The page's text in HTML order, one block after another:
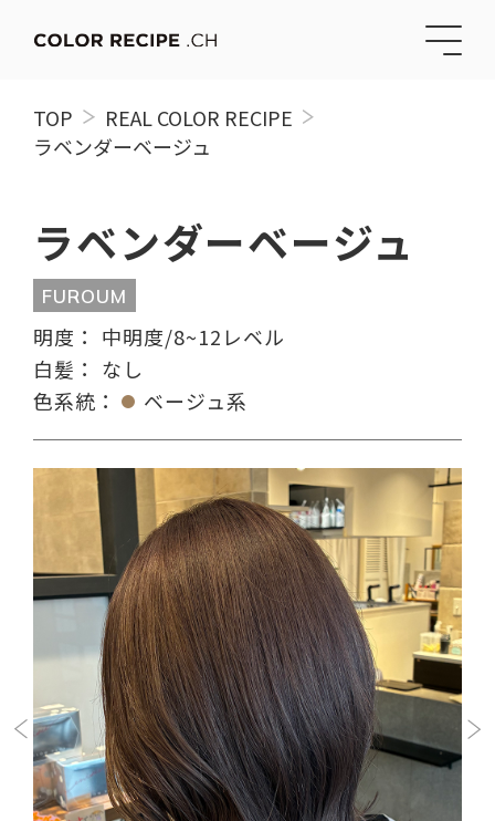
TOP
REAL COLOR RECIPE
ラベンダーベージュ
ラベンダーベージュ
FUROUM
明度： 中明度/8~12レベル
白髪： なし
色系統：
ベージュ系